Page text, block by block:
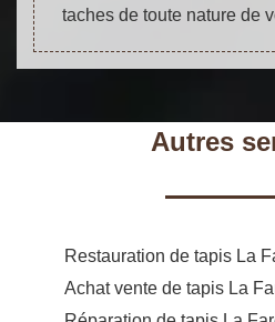
taches de toute nature de
Autres
Restauration de tapis La
Achat vente de tapis La